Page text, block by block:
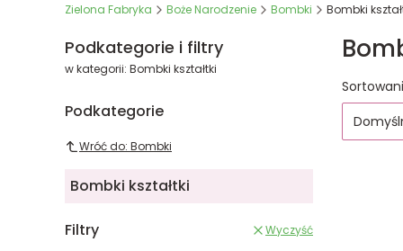
Zielona Fabryka Boże Narodzenie Bombki Bombki
Podkategorie i filtry
w kategorii: Bombki kształtki
Podkategorie
Wróć do: Bombki
Bombki kształtki
Filtry Wyczyść
Lista